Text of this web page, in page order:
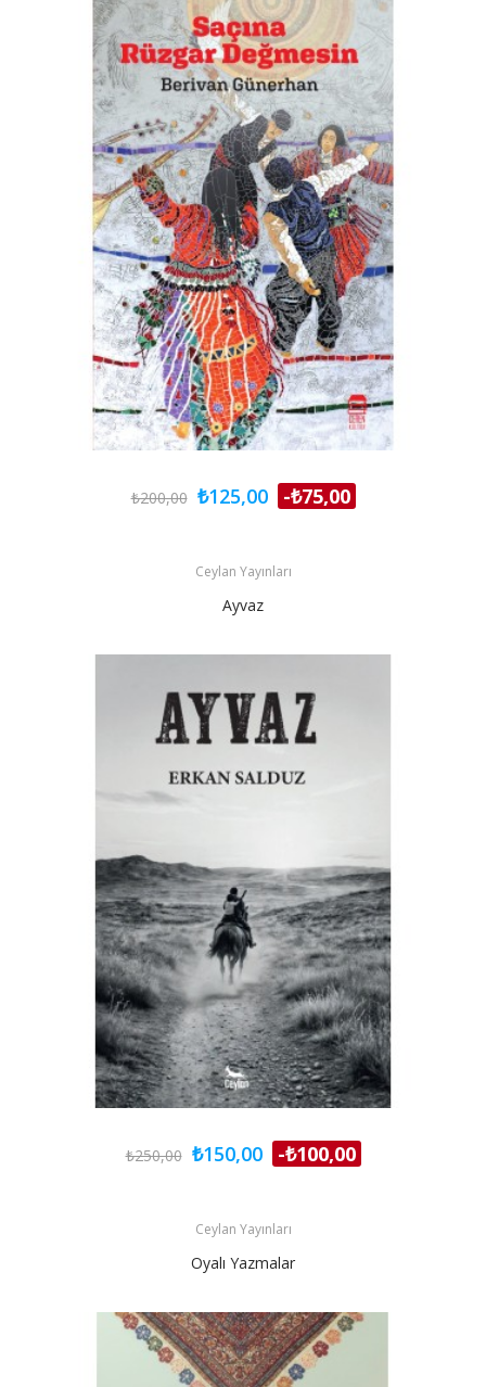
₺200,00 ₺125,00 -₺75,00
Ceylan Yayınları
Ayvaz
₺250,00 ₺150,00 -₺100,00
Ceylan Yayınları
Oyalı Yazmalar